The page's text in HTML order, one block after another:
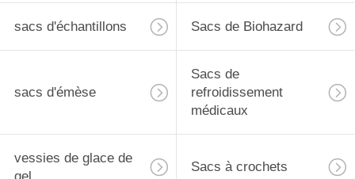
sacs d'échantillons Sacs de Biohazard
sacs d'émèse
Sacs de
refroidissement
médicaux
vessies de glace de
Sacs à crochets